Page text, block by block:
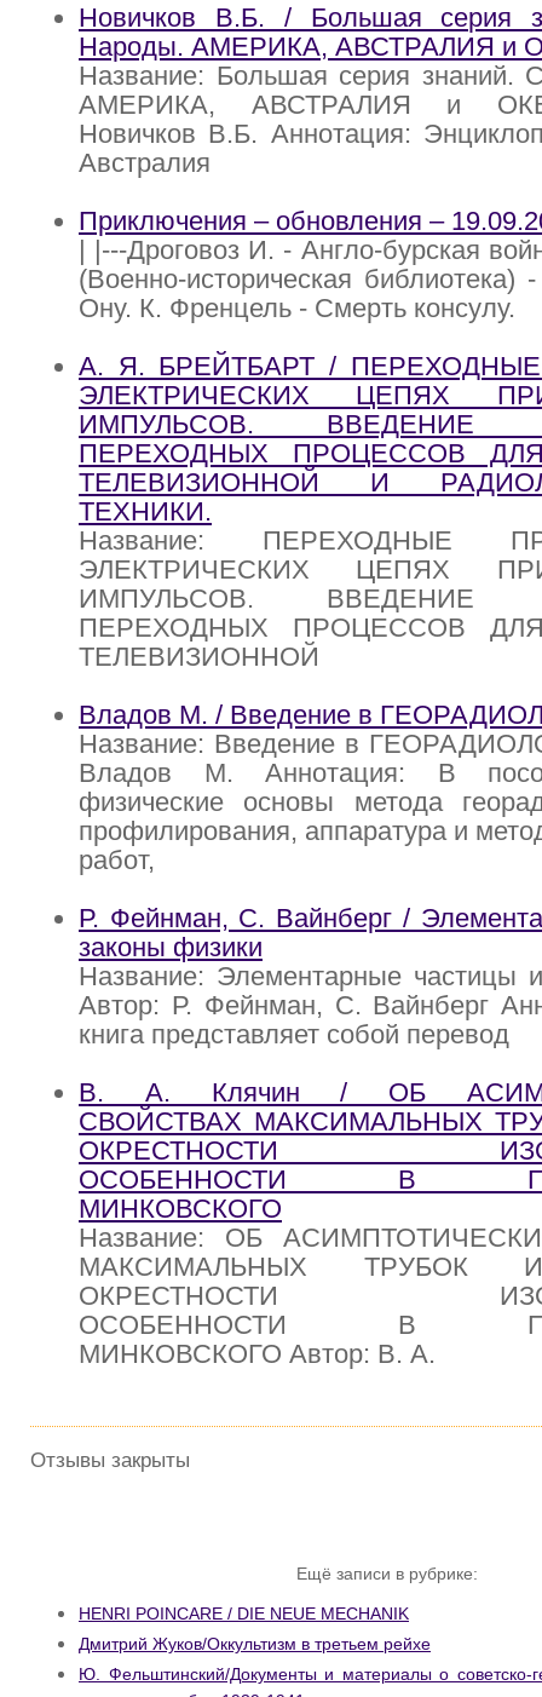
Новичков В.Б. / Большая серия
Народы. АМЕРИКА, АВСТРАЛИЯ и
Название: Большая серия знаний.
АМЕРИКА, АВСТРАЛИЯ и
Новичков В.Б. Аннотация:
Австралия
Приключения – обновления –
| |---Дроговоз И. - Англо-бурская
(Военно-историческая
Ону. К. Френцель - Смерть консулу.
А. Я. БРЕЙТБАРТ /
ЭЛЕКТРИЧЕСКИХ ЦЕПЯХ
ИМПУЛЬСОВ.
ПЕРЕХОДНЫХ ПРОЦЕССОВ
ТЕЛЕВИЗИОННОЙ И
ТЕХНИКИ.
Название: ПЕРЕХОДНЫЕ
ЭЛЕКТРИЧЕСКИХ ЦЕПЯХ
ИМПУЛЬСОВ.
ПЕРЕХОДНЫХ ПРОЦЕССОВ
ТЕЛЕВИЗИОННОЙ
Владов М. / Введение в
Название: Введение в
Владов М. Аннотация: В
физические основы метода
профилирования, аппаратура и
работ,
Р. Фейнман, С. Вайнберг /
законы физики
Название: Элементарные частицы
Автор: Р. Фейнман, С. Вайнберг
книга представляет собой перевод
В. А. Клячин / ОБ
СВОЙСТВАХ МАКСИМАЛЬНЫХ
ОКРЕСТНОСТИ
ОСОБЕННОСТИ В
МИНКОВСКОГО
Название: ОБ
МАКСИМАЛЬНЫХ
ОКРЕСТНОСТИ
ОСОБЕННОСТИ В
МИНКОВСКОГО Автор: В. А.
Отзывы закрыты
Ещё записи в рубрике:
HENRI POINCARE / DIE NEUE MECHANIK
Дмитрий Жуков/Оккультизм в третьем рейхе
Ю. Фельштинский/Документы и материалы о советско-